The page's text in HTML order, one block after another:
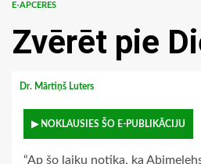
E-APCERES
Zvērēt pie
Dr. Mārtiņš Luters
▶ NOKLAUSIES ŠO E-PUBLIKĀCIJU
“Ap šo laiku notika, ka